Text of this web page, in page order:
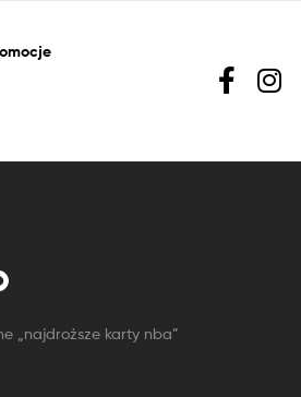
„najdroższe karty nba”